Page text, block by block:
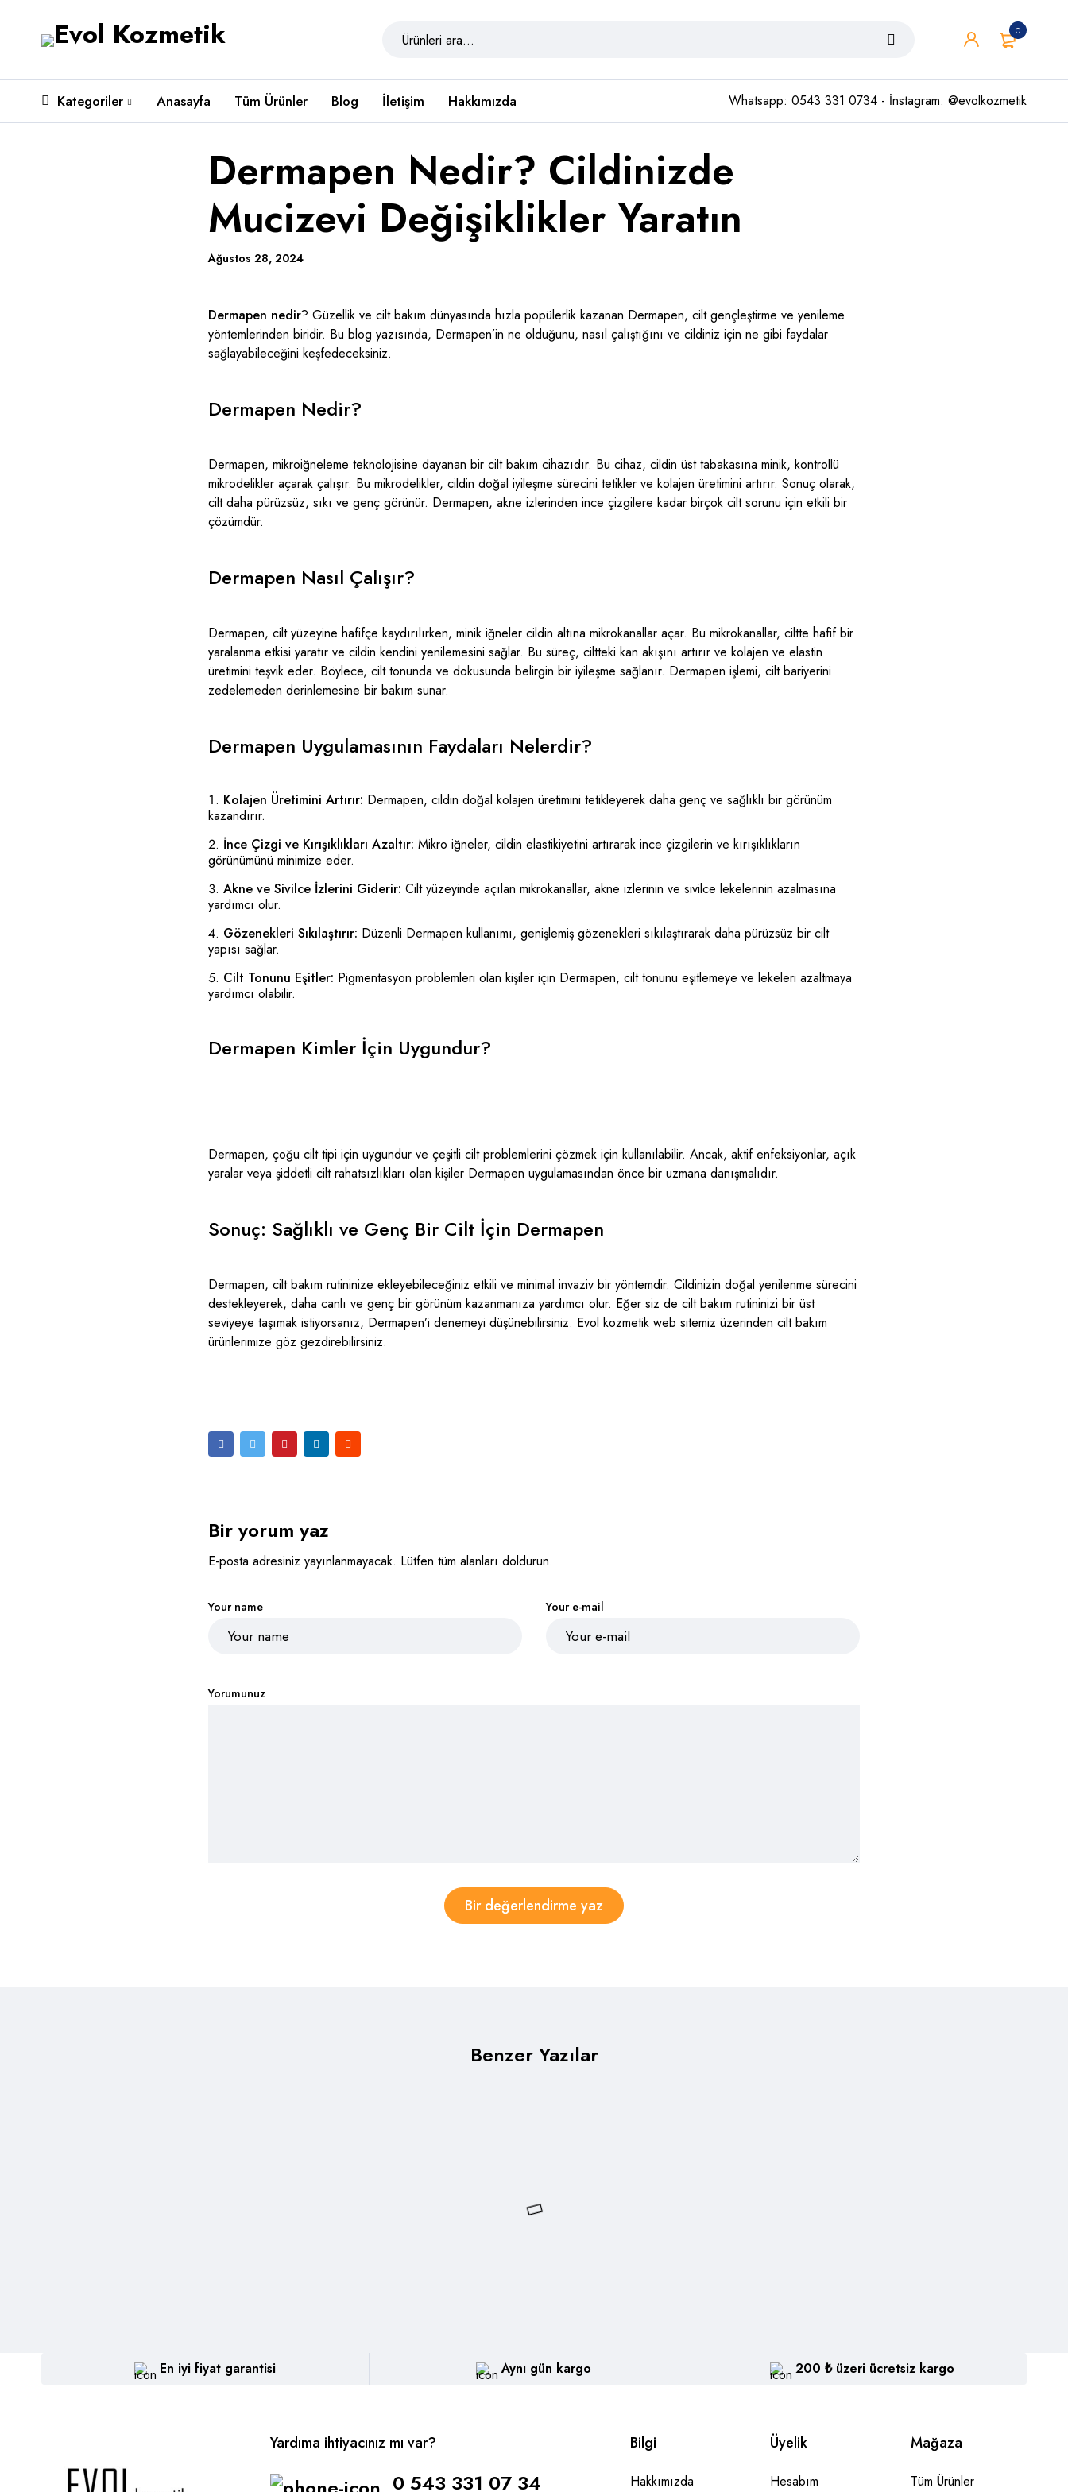
0
Kategoriler Anasayfa Tüm Ürünler Blog İletişim Hakkımızda Whatsapp: 0543 331 0734 - İnstagram: @evolkozmetik
Dermapen Nedir? Cildinizde
Mucizevi Değişiklikler Yaratın
Ağustos 28, 2024
Dermapen nedir? Güzellik ve cilt bakım dünyasında hızla popülerlik kazanan Dermapen, cilt gençleştirme ve yenileme
yöntemlerinden biridir. Bu blog yazısında, Dermapen’in ne olduğunu, nasıl çalıştığını ve cildiniz için ne gibi faydalar
sağlayabileceğini keşfedeceksiniz.
Dermapen Nedir?
Dermapen, mikroiğneleme teknolojisine dayanan bir cilt bakım cihazıdır. Bu cihaz, cildin üst tabakasına minik, kontrollü
mikrodelikler açarak çalışır. Bu mikrodelikler, cildin doğal iyileşme sürecini tetikler ve kolajen üretimini artırır. Sonuç olarak,
cilt daha pürüzsüz, sıkı ve genç görünür. Dermapen, akne izlerinden ince çizgilere kadar birçok cilt sorunu için etkili bir
çözümdür.
Dermapen Nasıl Çalışır?
Dermapen, cilt yüzeyine hafifçe kaydırılırken, minik iğneler cildin altına mikrokanallar açar. Bu mikrokanallar, ciltte hafif bir
yaralanma etkisi yaratır ve cildin kendini yenilemesini sağlar. Bu süreç, ciltteki kan akışını artırır ve kolajen ve elastin
üretimini teşvik eder. Böylece, cilt tonunda ve dokusunda belirgin bir iyileşme sağlanır. Dermapen işlemi, cilt bariyerini
zedelemeden derinlemesine bir bakım sunar.
Dermapen Uygulamasının Faydaları Nelerdir?
Kolajen Üretimini Artırır: Dermapen, cildin doğal kolajen üretimini tetikleyerek daha genç ve sağlıklı bir görünüm
kazandırır.
İnce Çizgi ve Kırışıklıkları Azaltır: Mikro iğneler, cildin elastikiyetini artırarak ince çizgilerin ve kırışıklıkların
görünümünü minimize eder.
Akne ve Sivilce İzlerini Giderir: Cilt yüzeyinde açılan mikrokanallar, akne izlerinin ve sivilce lekelerinin azalmasına
yardımcı olur.
Gözenekleri Sıkılaştırır: Düzenli Dermapen kullanımı, genişlemiş gözenekleri sıkılaştırarak daha pürüzsüz bir cilt
yapısı sağlar.
Cilt Tonunu Eşitler: Pigmentasyon problemleri olan kişiler için Dermapen, cilt tonunu eşitlemeye ve lekeleri azaltmaya
yardımcı olabilir.
Dermapen Kimler İçin Uygundur?
Dermapen, çoğu cilt tipi için uygundur ve çeşitli cilt problemlerini çözmek için kullanılabilir. Ancak, aktif enfeksiyonlar, açık
yaralar veya şiddetli cilt rahatsızlıkları olan kişiler Dermapen uygulamasından önce bir uzmana danışmalıdır.
Sonuç: Sağlıklı ve Genç Bir Cilt İçin Dermapen
Dermapen, cilt bakım rutininize ekleyebileceğiniz etkili ve minimal invaziv bir yöntemdir. Cildinizin doğal yenilenme sürecini
destekleyerek, daha canlı ve genç bir görünüm kazanmanıza yardımcı olur. Eğer siz de cilt bakım rutininizi bir üst
seviyeye taşımak istiyorsanız, Dermapen’i denemeyi düşünebilirsiniz. Evol kozmetik web sitemiz üzerinden cilt bakım
ürünlerimize göz gezdirebilirsiniz.
Bir yorum yaz
E-posta adresiniz yayınlanmayacak. Lütfen tüm alanları doldurun.
Your name Your e-mail
Yorumunuz
Bir değerlendirme yaz
Benzer Yazılar
En iyi fiyat garantisi Aynı gün kargo 200 ₺ üzeri ücretsiz kargo
Yardıma ihtiyacınız mı var?
0 543 331 07 34
Bilgi
Hakkımızda
Üyelik
Hesabım
Mağaza
Tüm Ürünler